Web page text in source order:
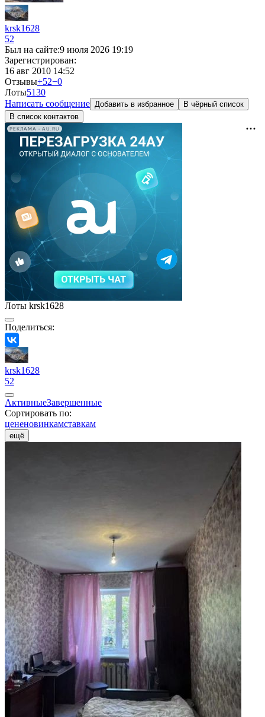
krsk1628
52
Был на сайте:9 июля 2026 19:19
Зарегистрирован:
16 авг 2010 14:52
Отзывы+52−0
Лоты5130
Написать сообщение Добавить в избранное
В чёрный список
В список контактов
РЕКЛАМА • AU.RU
Лоты krsk1628
Поделиться:
krsk1628
52
АктивныеЗавершенные
Сортировать по:
цененовинкамставкам
ещё